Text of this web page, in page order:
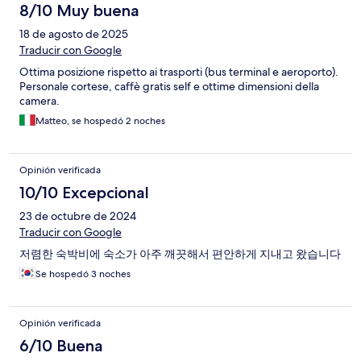
8/10 Muy buena
18 de agosto de 2025
Traducir con Google
Ottima posizione rispetto ai trasporti (bus terminal e aeroporto).
Personale cortese, caffè gratis self e ottime dimensioni della
camera.
Matteo, se hospedó 2 noches
Opinión verificada
10/10 Excepcional
23 de octubre de 2024
Traducir con Google
저렴한 숙박비에 숙소가 아주 깨끗해서 편안하게 지내고 왔습니다
Se hospedó 3 noches
Opinión verificada
6/10 Buena